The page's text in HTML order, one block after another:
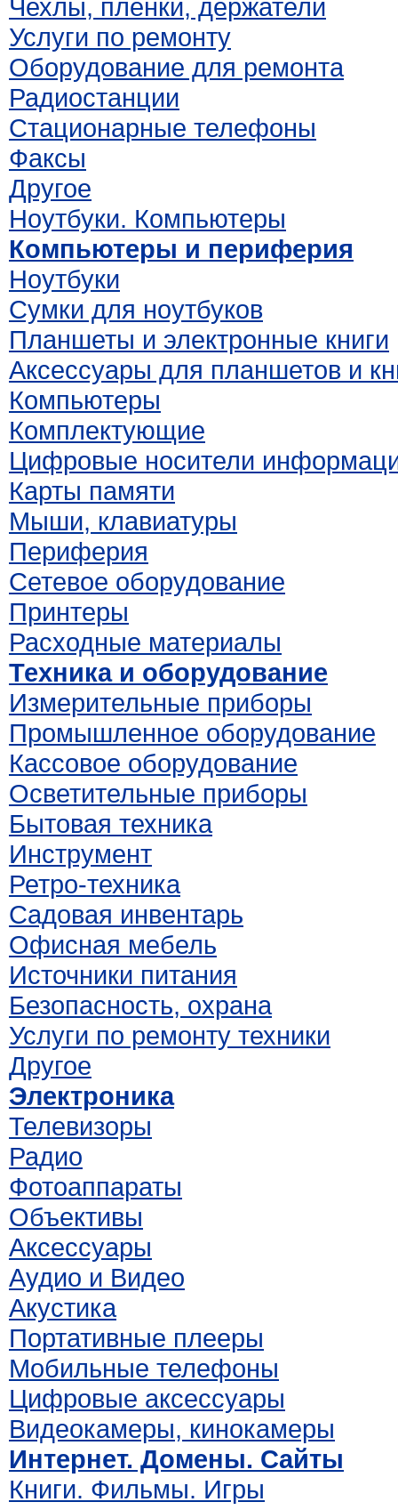
Чехлы, плёнки, держатели
Услуги по ремонту
Оборудование для ремонта
Радиостанции
Стационарные телефоны
Факсы
Другое
Ноутбуки. Компьютеры
Компьютеры и периферия
Ноутбуки
Сумки для ноутбуков
Планшеты и электронные книги
Аксессуары для планшетов и
Компьютеры
Комплектующие
Цифровые носители
Карты памяти
Мыши, клавиатуры
Периферия
Сетевое оборудование
Принтеры
Расходные материалы
Техника и оборудование
Измерительные приборы
Промышленное оборудование
Кассовое оборудование
Осветительные приборы
Бытовая техника
Инструмент
Ретро-техника
Садовая инвентарь
Офисная мебель
Источники питания
Безопасность, охрана
Услуги по ремонту техники
Другое
Электроника
Телевизоры
Радио
Фотоаппараты
Объективы
Аксессуары
Аудио и Видео
Акустика
Портативные плееры
Мобильные телефоны
Цифровые аксессуары
Видеокамеры, кинокамеры
Интернет. Домены. Сайты
Книги. Фильмы. Игры